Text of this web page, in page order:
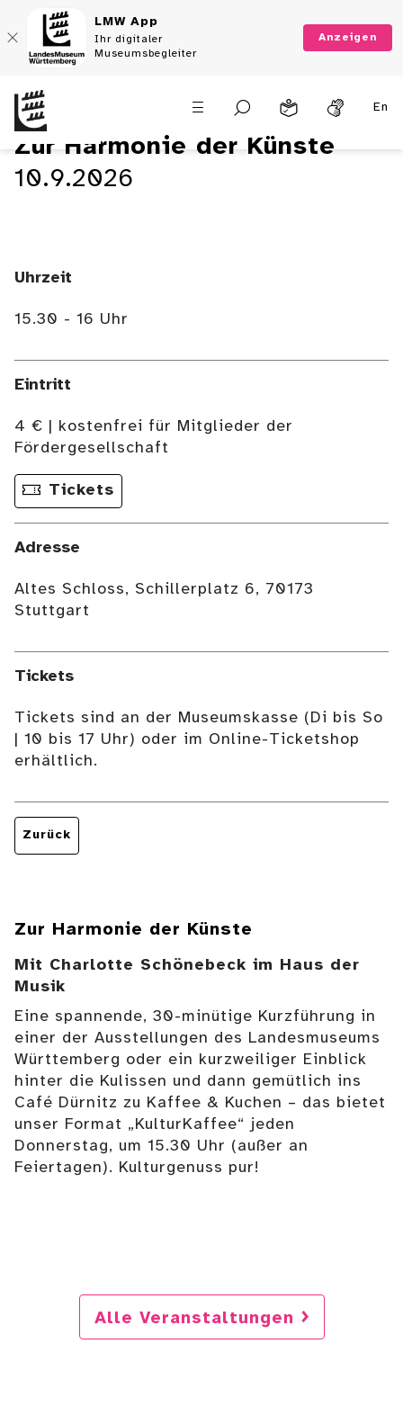
LMW App
Ihr digitaler
Museumsbegleiter
Anzeigen
En
Zur Harmonie der Künste
10.9.2026
Uhrzeit
15.30 - 16 Uhr
Eintritt
4 € | kostenfrei für Mitglieder der
Fördergesellschaft
Tickets
Adresse
Altes Schloss, Schillerplatz 6, 70173
Stuttgart
Tickets
Tickets sind an der Museumskasse (Di bis So
| 10 bis 17 Uhr) oder im Online-Ticketshop
erhältlich.
Zurück
Zur Harmonie der Künste
Mit Charlotte Schönebeck im Haus der
Musik
Eine spannende, 30-minütige Kurzführung in
einer der Ausstellungen des Landesmuseums
Württemberg oder ein kurzweiliger Einblick
hinter die Kulissen und dann gemütlich ins
Café Dürnitz zu Kaffee & Kuchen – das bietet
unser Format „KulturKaffee“ jeden
Donnerstag, um 15.30 Uhr (außer an
Feiertagen). Kulturgenuss pur!
Alle Veranstaltungen